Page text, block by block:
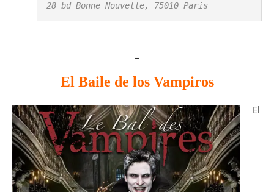
28 bd Bonne Nouvelle, 75010 Paris
El Baile de los Vampiros
El